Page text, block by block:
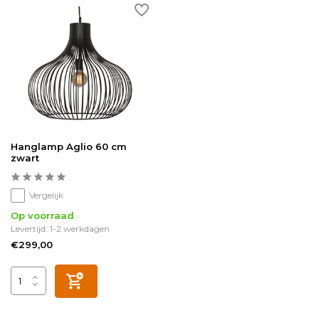
Hanglamp Aglio 60 cm
zwart
Vergelijk
Op voorraad
Levertijd: 1-2 werkdagen
€299,00